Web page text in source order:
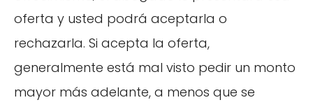
oferta y usted podrá aceptarla o
rechazarla. Si acepta la oferta,
generalmente está mal visto pedir un monto
mayor más adelante, a menos que se